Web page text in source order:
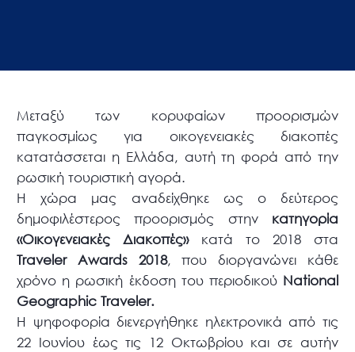
Μεταξύ των κορυφαίων προορισμών
παγκοσμίως για οικογενειακές διακοπές
κατατάσσεται η Ελλάδα, αυτή τη φορά από την
ρωσική τουριστική αγορά.
Η χώρα μας αναδείχθηκε ως ο δεύτερος
δημοφιλέστερος προορισμός στην κατηγορία
«Οικογενειακές Διακοπές»κατά το 2018 στα
Traveler Awards 2018, που διοργανώνει κάθε
χρόνο η ρωσική έκδοση του περιοδικού National
Geographic Traveler.
Η ψηφοφορία διενεργήθηκε ηλεκτρονικά από τις
22 Ιουνίου έως τις 12 Οκτωβρίου και σε αυτήν